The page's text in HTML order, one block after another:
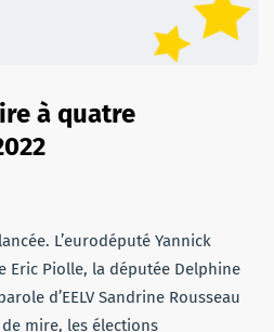
à quatre
L’eurodéputé Yannick
Eric Piolle, la députée Delphine
d’EELV Sandrine Rousseau
mire, les élections